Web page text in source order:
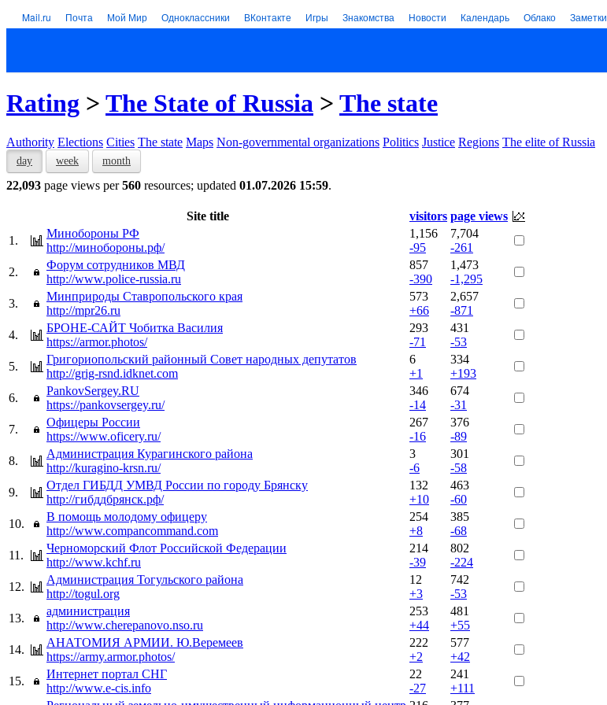
Mail.ru Почта Мой Мир Одноклассники ВКонтакте Игры Знакомства Новости Календарь Облако Заметки
Rating > The State of Russia > The state
Authority Elections Cities The state Maps Non-governmental organizations Politics Justice Regions The elite of Russia
day week month
22,093 page views per560 resources; updated 01.07.2026 15:59.
Site title visitors page views
1.
Минобороны РФ
http://минобороны.рф/
1,156
-95
7,704
-261
2.
Форум сотрудников МВД
http://www.police-russia.ru
857
-390
1,473
-1,295
3.
Минприроды Ставропольского края
http://mpr26.ru
573
+66
2,657
-871
4.
БРОНЕ-САЙТ Чобитка Василия
https://armor.photos/
293
-71
431
-53
5.
Григориопольский районный Совет народных депутатов
http://grig-rsnd.idknet.com
6
+1
334
+193
6.
PankovSergey.RU
https://pankovsergey.ru/
346
-14
674
-31
7.
Офицеры России
https://www.oficery.ru/
267
-16
376
-89
8.
Администрация Курагинского района
http://kuragino-krsn.ru/
3
-6
301
-58
9.
Отдел ГИБДД УМВД России по городу Брянску
http://гибддбрянск.рф/
132
+10
463
-60
10.
В помощь молодому офицеру
http://www.compancommand.com
254
+8
385
-68
11.
Черноморский Флот Российской Федерации
http://www.kchf.ru
214
-39
802
-224
12.
Администрация Тогульского района
http://togul.org
12
+3
742
-53
13.
администрация
http://www.cherepanovo.nso.ru
253
+44
481
+55
14.
АНАТОМИЯ АРМИИ. Ю.Веремеев
https://army.armor.photos/
222
+2
577
+42
15.
Интернет портал СНГ
http://www.e-cis.info
22
-27
241
+111